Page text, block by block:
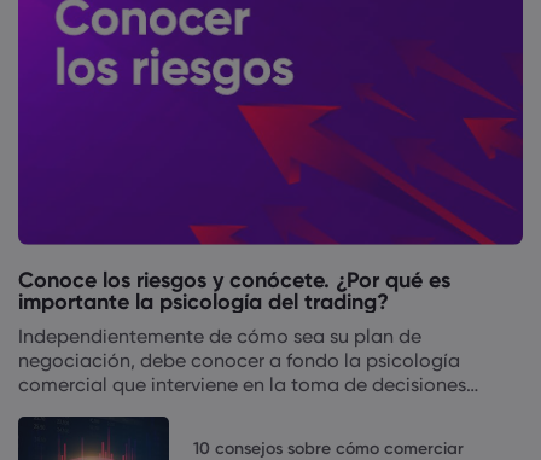
Acerca de
¿Por qué
Oferta global
Nuestro grupo
Premios y medios
Ayuda y soporte
Preguntas
Centro de soporte
Contactar con
Datos y
Seguridad en línea
Declaración sobre
Paquete legal
Conoce los riesgos y conócete. ¿Por qué es
importante la psicología del trading?
Independientemente de cómo sea su plan de
negociación, debe conocer a fondo la psicología
comercial que interviene en la toma de decisiones
10 consejos sobre cómo comerciar